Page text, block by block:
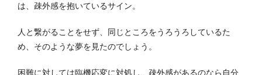
は、疎外感を抱いているサイン。
人と繋がることをせず、同じところをうろうろしているた
め、そのような夢を見たのでしょう。
困難に対しては臨機応変に対処し、疎外感があるのなら自分